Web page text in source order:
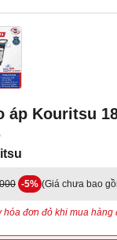
áp Kouritsu
-5% (Giá chưa bao
đơn đỏ khi mua hàng